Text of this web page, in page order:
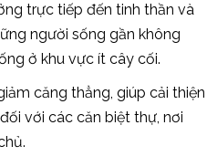
trực tiếp đến tinh thần và
người sống gần không
ở khu vực ít cây cối.
căng thẳng, giúp cải thiện
với các căn biệt thự, nơi